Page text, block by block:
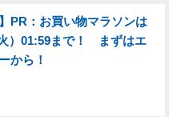
】PR：お買い物マラソンは
）01:59まで！ まずはエ
から！